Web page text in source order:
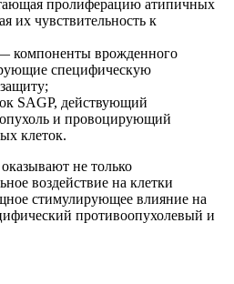
пролиферацию атипичных
их чувствительность к
компоненты врожденного
специфическую
SAGP, действующий
и провоцирующий
клеток.
не только
воздействие на клетки
стимулирующее влияние на
противоопухолевый и